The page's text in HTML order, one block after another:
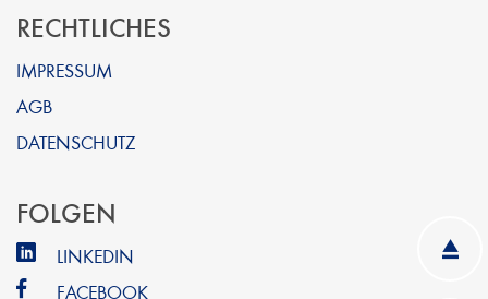
RECHTLICHES
IMPRESSUM
AGB
DATENSCHUTZ
FOLGEN
LINKEDIN
FACEBOOK